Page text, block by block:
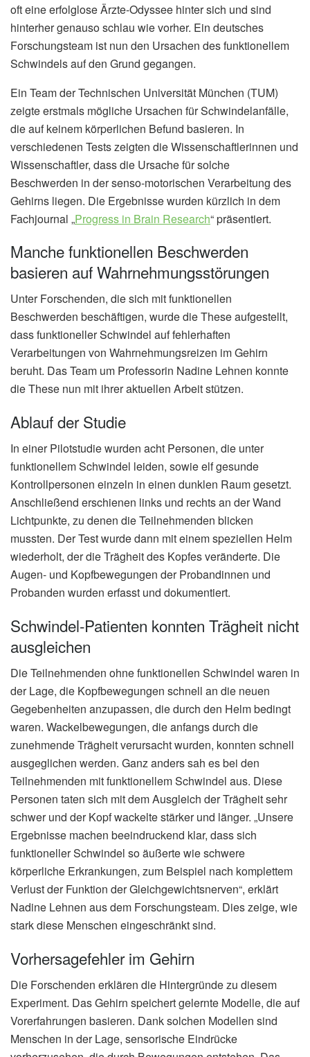
oft eine erfolglose Ärzte-Odyssee hinter sich und sind
hinterher genauso schlau wie vorher. Ein deutsches
Forschungsteam ist nun den Ursachen des funktionellem
Schwindels auf den Grund gegangen.
Ein Team der Technischen Universität München (TUM)
zeigte erstmals mögliche Ursachen für Schwindelanfälle,
die auf keinem körperlichen Befund basieren. In
verschiedenen Tests zeigten die Wissenschaftlerinnen und
Wissenschaftler, dass die Ursache für solche
Beschwerden in der senso-motorischen Verarbeitung des
Gehirns liegen. Die Ergebnisse wurden kürzlich in dem
Fachjournal „Progress in Brain Research“ präsentiert.
Manche funktionellen Beschwerden
basieren auf Wahrnehmungsstörungen
Unter Forschenden, die sich mit funktionellen
Beschwerden beschäftigen, wurde die These aufgestellt,
dass funktioneller Schwindel auf fehlerhaften
Verarbeitungen von Wahrnehmungsreizen im Gehirn
beruht. Das Team um Professorin Nadine Lehnen konnte
die These nun mit ihrer aktuellen Arbeit stützen.
Ablauf der Studie
In einer Pilotstudie wurden acht Personen, die unter
funktionellem Schwindel leiden, sowie elf gesunde
Kontrollpersonen einzeln in einen dunklen Raum gesetzt.
Anschließend erschienen links und rechts an der Wand
Lichtpunkte, zu denen die Teilnehmenden blicken
mussten. Der Test wurde dann mit einem speziellen Helm
wiederholt, der die Trägheit des Kopfes veränderte. Die
Augen- und Kopfbewegungen der Probandinnen und
Probanden wurden erfasst und dokumentiert.
Schwindel-Patienten konnten Trägheit nicht
ausgleichen
Die Teilnehmenden ohne funktionellen Schwindel waren in
der Lage, die Kopfbewegungen schnell an die neuen
Gegebenheiten anzupassen, die durch den Helm bedingt
waren. Wackelbewegungen, die anfangs durch die
zunehmende Trägheit verursacht wurden, konnten schnell
ausgeglichen werden. Ganz anders sah es bei den
Teilnehmenden mit funktionellem Schwindel aus. Diese
Personen taten sich mit dem Ausgleich der Trägheit sehr
schwer und der Kopf wackelte stärker und länger. „Unsere
Ergebnisse machen beeindruckend klar, dass sich
funktioneller Schwindel so äußerte wie schwere
körperliche Erkrankungen, zum Beispiel nach komplettem
Verlust der Funktion der Gleichgewichtsnerven“, erklärt
Nadine Lehnen aus dem Forschungsteam. Dies zeige, wie
stark diese Menschen eingeschränkt sind.
Vorhersagefehler im Gehirn
Die Forschenden erklären die Hintergründe zu diesem
Experiment. Das Gehirn speichert gelernte Modelle, die auf
Vorerfahrungen basieren. Dank solchen Modellen sind
Menschen in der Lage, sensorische Eindrücke